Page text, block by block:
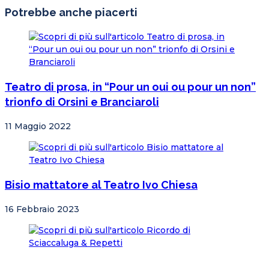
Potrebbe anche piacerti
Teatro di prosa, in “Pour un oui ou pour un non”
trionfo di Orsini e Branciaroli
11 Maggio 2022
Bisio mattatore al Teatro Ivo Chiesa
16 Febbraio 2023